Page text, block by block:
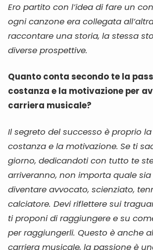
Ero partito con l’idea di fare un
ogni canzone era collegata
raccontare una storia, la stessa
diverse prospettive.
Quanto conta secondo te la
costanza e la motivazione per
carriera musicale?
Il segreto del successo è proprio
costanza e la motivazione. Se ti
giorno, dedicandoti con tutto te
arriveranno, non importa quale
diventare avvocato, scienziato,
calciatore. Devi riflettere sui
ti proponi di raggiungere e su
per raggiungerli. Questo è anche
carriera musicale, la passione è